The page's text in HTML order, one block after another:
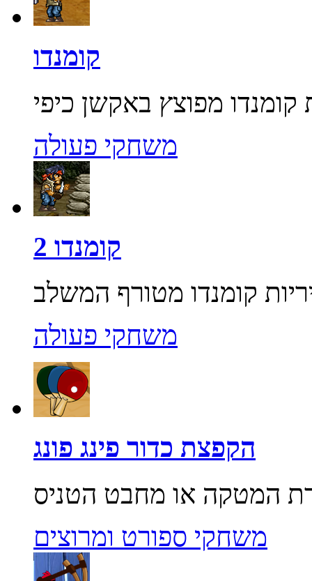
קומנדו
משחקי פעולה
קומנדו 2
משחקי פעולה
הקפצת כדור פינג פונג
משחקי ספורט ומרוצים